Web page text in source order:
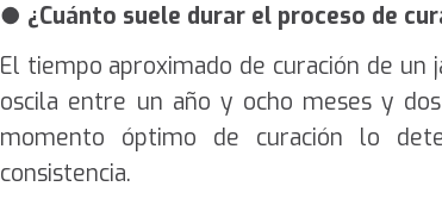
● ¿Cuánto suele durar el proceso de
El tiempo aproximado de curación de
oscila entre un año y ocho meses y
momento óptimo de curación lo
consistencia.